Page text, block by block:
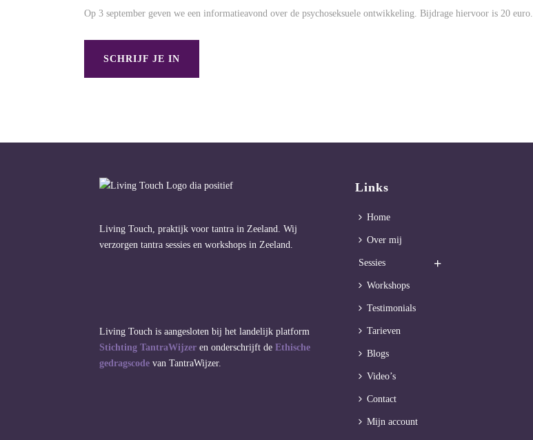
Op 3 september geven we een informatieavond over de psychoseksuele ontwikkeling. Bijdrage hiervoor is 20 euro.
SCHRIJF JE IN
Living Touch, praktijk voor tantra in Zeeland. Wij
verzorgen tantra sessies en workshops in Zeeland.
Living Touch is aangesloten bij het landelijk platform
Stichting TantraWijzer en onderschrijft de Ethische
gedragscode van TantraWijzer.
Links
Home
Over mij
Sessies
Workshops
Testimonials
Tarieven
Blogs
Video’s
Contact
Mijn account